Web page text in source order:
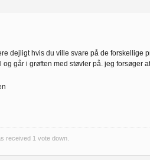
dejligt hvis du ville svare på de forskellige
og går i grøften med støvler på. jeg forsøger
received 1 vote down.